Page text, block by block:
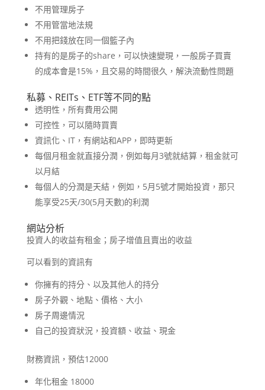
不用管理房子
不用管當地法規
不用把錢放在同一個籃子內
持有的是房子的share，可以快速變現，一般房子買賣
的成本會是15%，且交易的時間很久，解決流動性問題
私募、REITs、ETF等不同的點
透明性，所有費用公開
可控性，可以隨時買賣
資訊化、IT，有網站和APP，即時更新
每個月租金就直接分潤，例如每月3號就結算，租金就可
以月結
每個人的分潤是天結，例如，5月5號才開始投資，那只
能享受25天/30(5月天數)的利潤
網站分析
投資人的收益有租金；房子增值且賣出的收益
可以看到的資訊有
你擁有的持分、以及其他人的持分
房子外觀、地點、價格、大小
房子周邊情況
自己的投資狀況，投資額、收益、現金
財務資訊，預估12000
年化租金 18000